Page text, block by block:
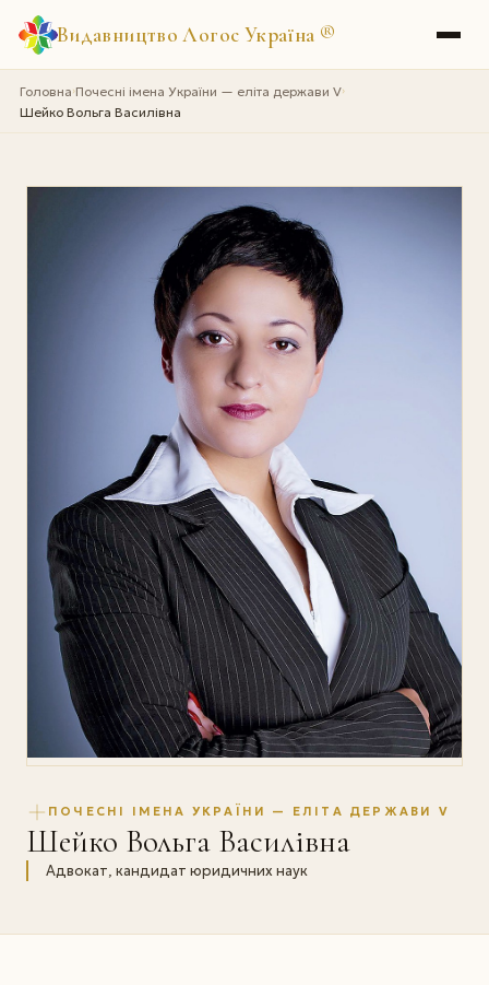
Видавництво Логос Україна ®
Головна›Почесні імена України — еліта держави V›
Шейко Вольга Василівна
ПОЧЕСНІ ІМЕНА УКРАЇНИ — ЕЛІТА ДЕРЖАВИ V
Шейко Вольга Василівна
Адвокат, кандидат юридичних наук